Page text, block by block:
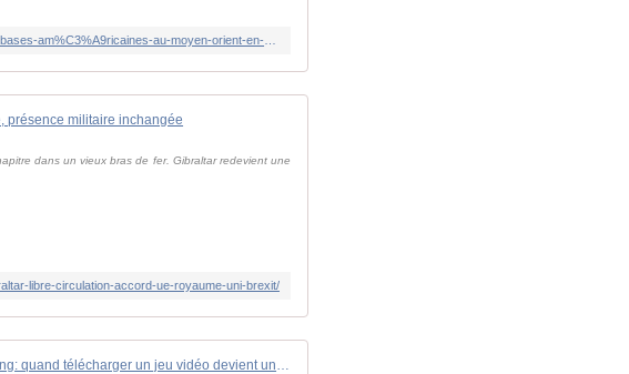
présence militaire inchangée
dans un vieux bras de fer. Gibraltar redevient une
libre-circulation-accord-ue-royaume-uni-brexit/
Hong Kong: quand télécharger un jeu vidéo devient une atteinte à la sécurité nationale